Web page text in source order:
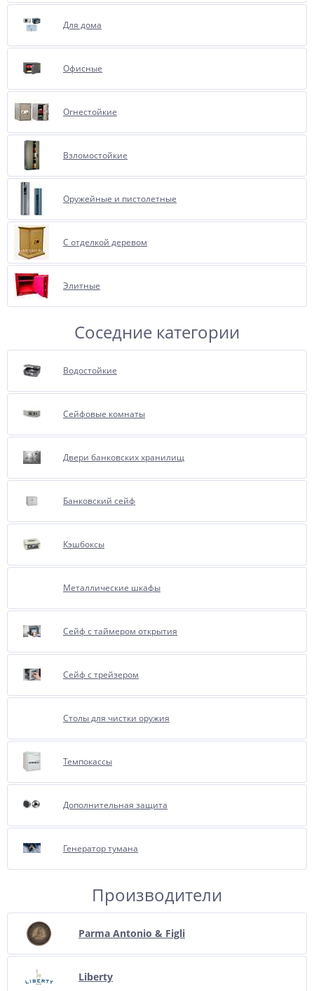
Для дома
Офисные
Огнестойкие
Взломостойкие
Оружейные и пистолетные
С отделкой деревом
Элитные
Соседние категории
Водостойкие
Сейфовые комнаты
Двери банковских хранилищ
Банковский сейф
Кэшбоксы
Металлические шкафы
Сейф с таймером открытия
Сейф с трейзером
Столы для чистки оружия
Темпокассы
Дополнительная защита
Генератор тумана
Производители
Parma Antonio & Figli
Liberty